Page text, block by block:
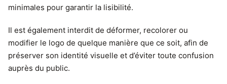
minimales pour garantir la lisibilité.
Il est également interdit de déformer, recolorer ou
modifier le logo de quelque manière que ce soit, afin de
préserver son identité visuelle et d’éviter toute confusion
auprès du public.